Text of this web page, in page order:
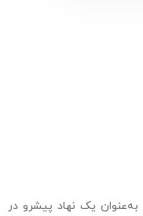
به‌عنوان یک نهاد پیشرو در